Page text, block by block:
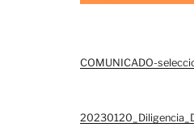
COMUNICADO-